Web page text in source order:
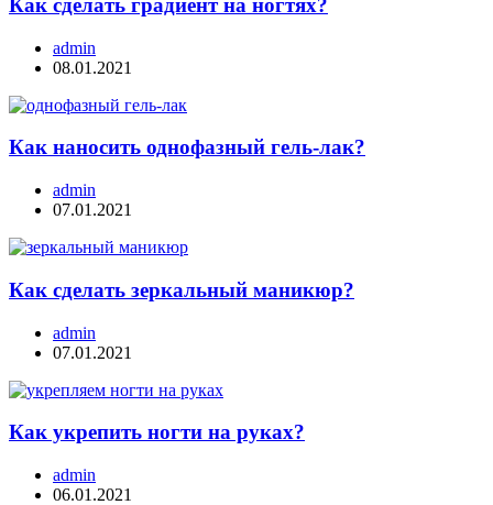
Как сделать градиент на ногтях?
admin
08.01.2021
Как наносить однофазный гель-лак?
admin
07.01.2021
Как сделать зеркальный маникюр?
admin
07.01.2021
Как укрепить ногти на руках?
admin
06.01.2021